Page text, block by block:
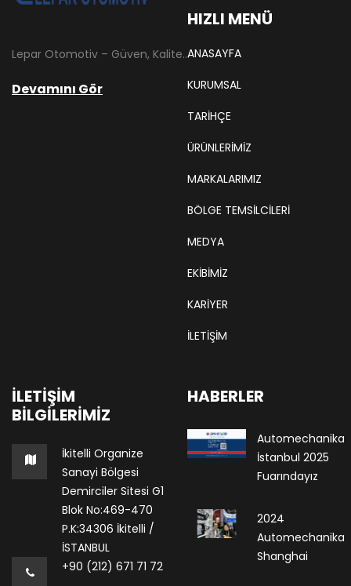
Lepar Otomotiv – Güven, Kalite ve İstikrarın Adresi Lepar Otomotiv, Türkiye’nin otomotiv yedek parça sektöründe köklü bir geçmişe sahip, yenilikçi ve öncü firmalarından biridir. 1966 yılında Hüsnü Leblebici tarafından Tokat’ta mütevazı bir girişim olarak kurulan firmamız, ilk etapta Ford kamyonları, Ford Otosan minibüsleri ve Anadol marka araçların ünite ve yedek parçalarının satışını gerçekleştirerek sektöre adım atmıştır.
Devamını Gör
HIZLI MENÜ
ANASAYFA
KURUMSAL
TARIHÇE
ÜRÜNLERİMİZ
MARKALARIMIZ
BÖLGE TEMSILCILERI
MEDYA
EKIBIMIZ
KARIYER
İLETİŞİM
İLETIŞIM
BILGILERIMIZ
İkitelli Organize
Sanayi Bölgesi
Demirciler Sitesi G1
Blok No:469-470
P.K:34306 İkitelli /
İSTANBUL
+90 (212) 671 71 72
HABERLER
Automechanika
İstanbul 2025
Fuarındayız
2024
Automechanika
Shanghai